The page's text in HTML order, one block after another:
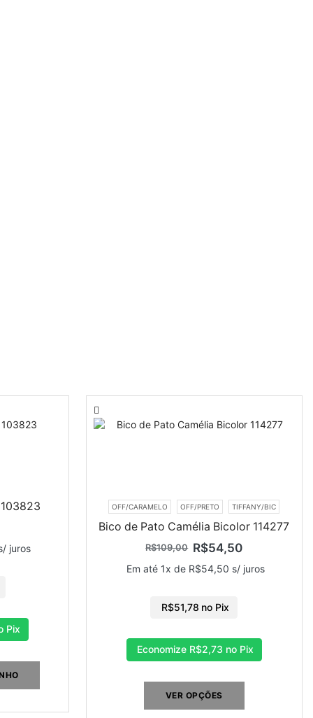
juros
Pix
OFF/CARAMELO OFF/PRETO TIFFANY/BIC
Bico de Pato Camélia Bicolor 114277
R$109,00 R$54,50
Em até 1x de R$54,50 s/ juros
R$51,78 no Pix
Economize R$2,73 no Pix
VER OPÇÕES